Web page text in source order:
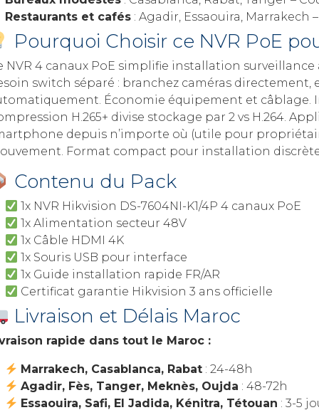
Restaurants et cafés : Agadir, Essaouira, Marrakech
Pourquoi Choisir ce NVR PoE
NVR 4 canaux PoE simplifie installation
switch séparé : branchez caméras
Économie équipement et câblage.
H.265+ divise stockage par 2 vs H.264.
depuis n’importe où (utile pour
Format compact pour installation
Contenu du Pack
1x NVR Hikvision DS-7604NI-K1/4P 4 canaux PoE
1x Alimentation secteur 48V
1x Câble HDMI 4K
1x Souris USB pour interface
1x Guide installation rapide FR/AR
Certificat garantie Hikvision 3 ans officielle
Livraison et Délais Maroc
rapide dans tout le Maroc :
Marrakech, Casablanca, Rabat : 24-48h
Agadir, Fès, Tanger, Meknès, Oujda : 48-72h
Essaouira, Safi, El Jadida, Kénitra, Tétouan : 3-5